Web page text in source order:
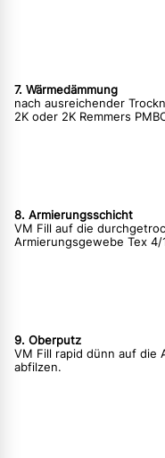
7. Wärmedämmung
nach ausreichender
2K oder 2K Remmers
8. Armierungsschicht
VM Fill auf die
Armierungsgewebe Tex
9. Oberputz
VM Fill rapid dünn auf die
abfilzen.